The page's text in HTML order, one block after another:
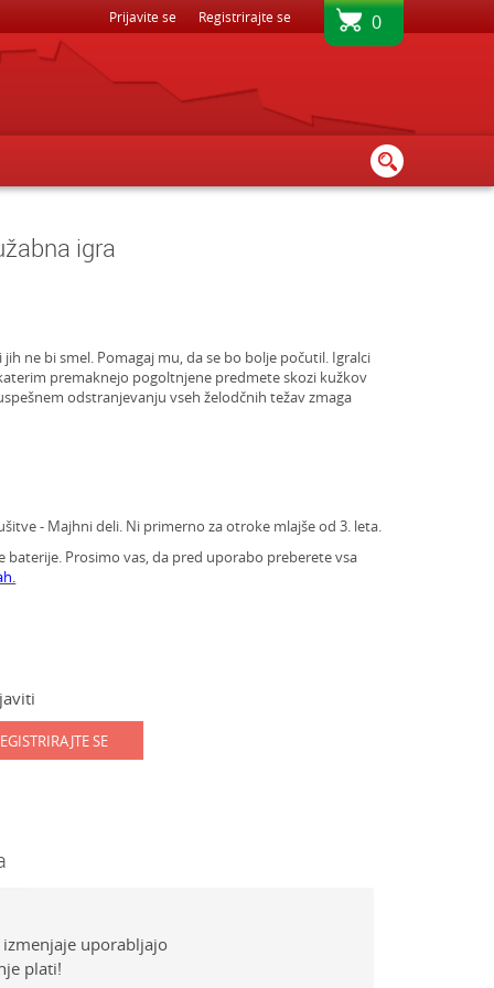
BREZPLAČNA DOSTAVA - PRI NAKUPU NAD 80€ 0
Prijavite se Registrirajte se
igra
ne bi smel. Pomagaj mu, da se bo bolje počutil. Igralci
premaknejo pogoltnjene predmete skozi kužkov
odstranjevanju vseh želodčnih težav zmaga
- Majhni deli. Ni primerno za otroke mlajše od 3. leta.
baterije. Prosimo vas, da pred uporabo preberete vsa
SE
uporabljajo
plati!